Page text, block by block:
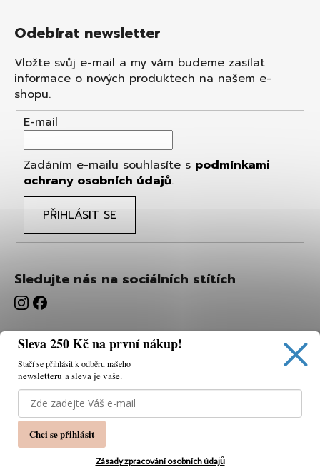
Používáme cookies, abychom vám umožnili pohodlné
prohlížení webu a díky analýze webu neustále zlepšovat
jeho funkce, výkon a použitelnost.
Odebírat newsletter
Vložte svůj e-mail a my vám budeme zasílat
informace o nových produktech na našem e-
shopu.
E-mail
Zadáním e-mailu souhlasíte s podmínkami
ochrany osobních údajů.
PŘIHLÁSIT SE
Sledujte nás na sociálních stítích
Sleva 250 Kč na první nákup!
Stačí se přihlásit k odběru našeho
newsletteru a sleva je vaše.
Chci se přihlásit
Zásady zpracování osobních údajů